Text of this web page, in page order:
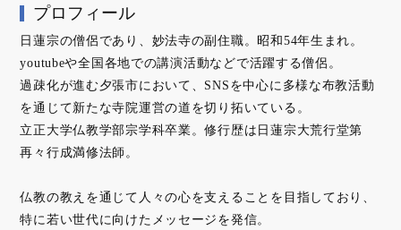
プロフィール
日蓮宗の僧侶であり、妙法寺の副住職。昭和54年生まれ。
youtubeや全国各地での講演活動などで活躍する僧侶。
過疎化が進む夕張市において、SNSを中心に多様な布教活動
を通じて新たな寺院運営の道を切り拓いている。
立正大学仏教学部宗学科卒業。修行歴は日蓮宗大荒行堂第
再々行成満修法師。
仏教の教えを通じて人々の心を支えることを目指しており、
特に若い世代に向けたメッセージを発信。